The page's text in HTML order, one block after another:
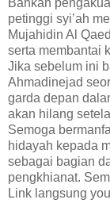
Bahkan
petinggi syi’ah
Mujahidin Al
serta membantai
Jika sebelum ini
Ahmadinejad
garda depan
akan hilang
Semoga
hidayah kepada
sebagai bagian
pengkhianat.
Link langsung